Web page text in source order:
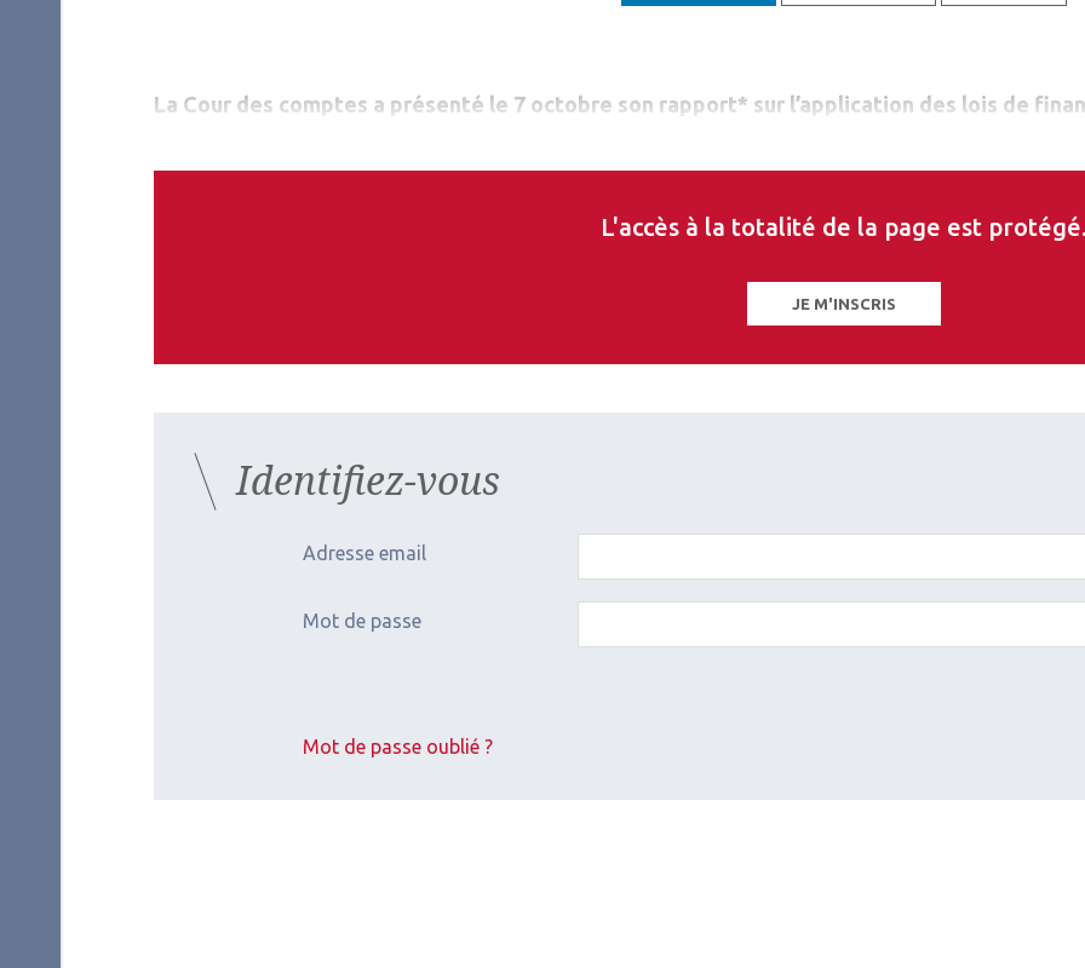
La Cour des comptes a présenté le 7 octobre son rapport* sur l’application des lois de
L'accès à la totalité de la page est protégé.
JE M'INSCRIS
Identifiez-vous
Adresse email
Mot de passe
Mot de passe oublié ?